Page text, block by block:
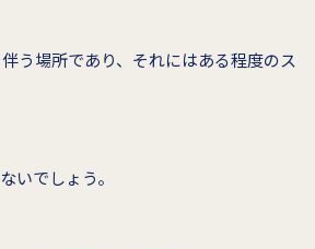
う場所であり、それにはある程度のス
いでしょう。